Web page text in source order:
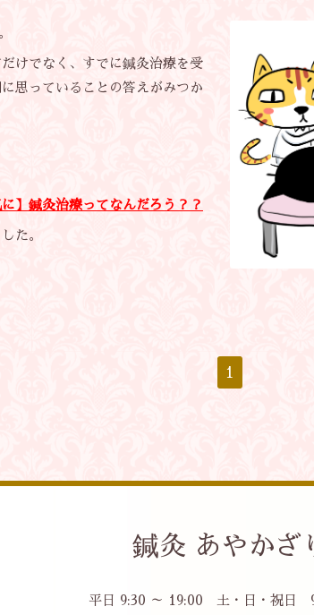
けでなく、すでに鍼灸治療を受
思っていることの答えがみつか
】鍼灸治療ってなんだろう？？
た。
1
鍼灸 あやかざ
平日 9:30 ～ 19:00 土・日・祝日